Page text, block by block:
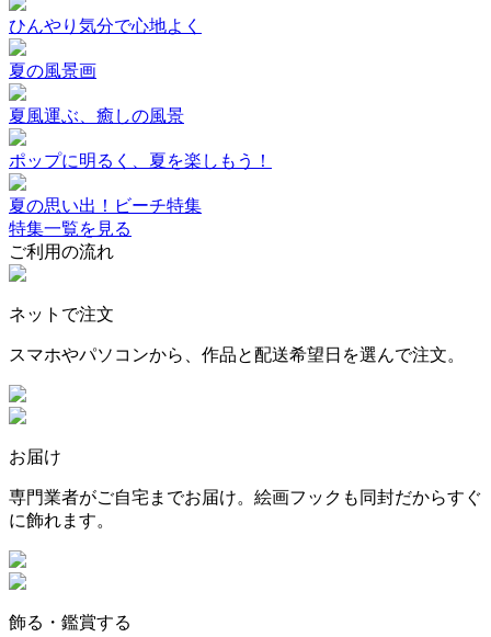
ひんやり気分で心地よく
夏の風景画
夏風運ぶ、癒しの風景
ポップに明るく、夏を楽しもう！
夏の思い出！ビーチ特集
特集一覧を見る
ご利用の流れ
ネットで注文
スマホやパソコンから、作品と配送希望日を選んで注文。
お届け
専門業者がご自宅までお届け。絵画フックも同封だからすぐ
に飾れます。
飾る・鑑賞する